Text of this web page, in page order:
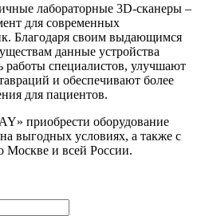
лабораторные 3D-сканеры –
для современных
Благодаря своим выдающимся
данные устройства
специалистов, улучшают
и обеспечивают более
для пациентов.
приобрести оборудование
выгодных условиях, а также с
Москве и всей России.